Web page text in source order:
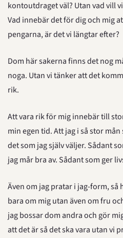
kontoutdraget väl? Utan vad vill
Vad innebär det för dig och mig
pengarna, är det vi längtar efter?
Dom här sakerna finns det nog
noga. Utan vi tänker att det
rik.
Att vara rik för mig innebär till
min egen tid. Att jag i så stor
det som jag själv väljer. Sådant
jag mår bra av. Sådant som ger
Även om jag pratar i jag-form,
bara om mig utan även om fru
jag bossar dom andra och gör
att det är så det ska vara utan vi